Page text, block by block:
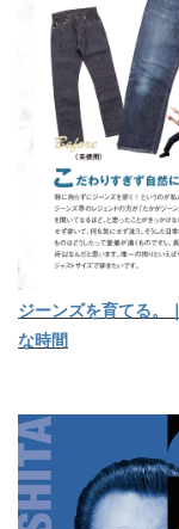
ジーンズを育てる。
な時間